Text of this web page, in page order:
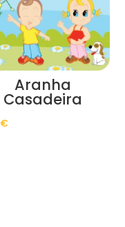
Aranha
Casadeira
€